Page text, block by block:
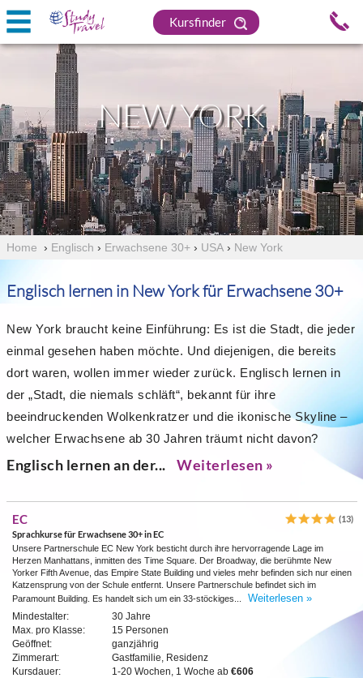
Kursfinder
NEW YORK
Home › Englisch › Erwachsene 30+ › USA › New York
Englisch lernen in New York für Erwachsene 30+
New York braucht keine Einführung: Es ist die Stadt, die jeder
einmal gesehen haben möchte. Und diejenigen, die bereits
dort waren, wollen immer wieder zurück. Englisch lernen in
der „Stadt, die niemals schläft“, bekannt für ihre
beeindruckenden Wolkenkratzer und die ikonische Skyline –
welcher Erwachsene ab 30 Jahren träumt nicht davon?
Englisch lernen an der... Weiterlesen »
EC
(13)
Sprachkurse für Erwachsene 30+ in EC
Unsere Partnerschule EC New York besticht durch ihre hervorragende Lage im
Herzen Manhattans, inmitten des Time Square. Der Broadway, die berühmte New
Yorker Fifth Avenue, das Empire State Building und vieles mehr befinden sich nur einen
Katzensprung von der Schule entfernt. Unsere Partnerschule befindet sich im
Paramount Building. Es handelt sich um ein 33-stöckiges...
Weiterlesen »
Mindestalter:
30 Jahre
Max. pro Klasse:
15 Personen
Geöffnet:
ganzjährig
Zimmerart:
Gastfamilie, Residenz
Kursdauer:
1-20 Wochen, 1 Woche ab €606